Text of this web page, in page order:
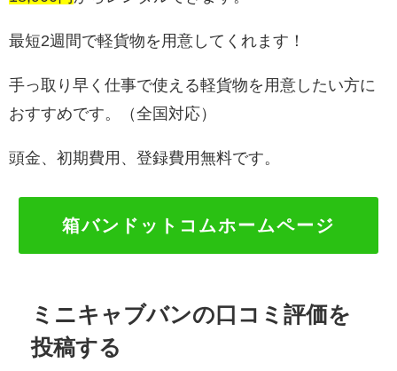
最短2週間で軽貨物を用意してくれます！
手っ取り早く仕事で使える軽貨物を用意したい方に
おすすめです。（全国対応）
頭金、初期費用、登録費用無料です。
箱バンドットコムホームページ
ミニキャブバンの口コミ評価を
投稿する